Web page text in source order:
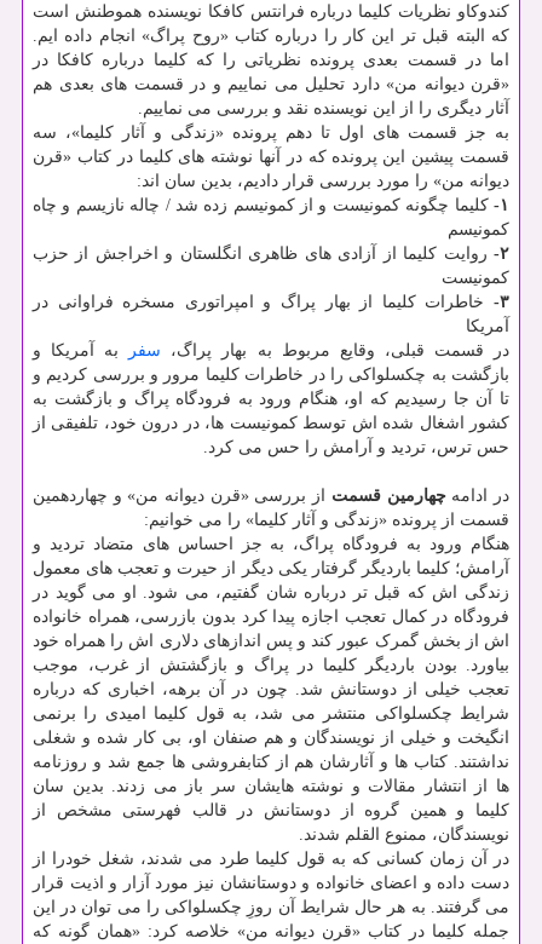
کندوکاو نظریات کلیما درباره فرانتس کافکا نویسنده هموطنش است
که البته قبل تر این کار را درباره کتاب «روح پراگ» انجام داده ایم.
اما در قسمت بعدی پرونده نظریاتی را که کلیما درباره کافکا در
«قرن دیوانه من» دارد تحلیل می نماییم و در قسمت های بعدی هم
آثار دیگری را از این نویسنده نقد و بررسی می نماییم.
به جز قسمت های اول تا دهم پرونده «زندگی و آثار کلیما»، سه
قسمت پیشین این پرونده که در آنها نوشته های کلیما در کتاب «قرن
دیوانه من» را مورد بررسی قرار دادیم، بدین سان اند:
۱-
کلیما چگونه کمونیست و از کمونیسم زده شد / چاله نازیسم و چاه
کمونیسم
۲-
روایت کلیما از آزادی های ظاهری انگلستان و اخراجش از حزب
کمونیست
۳-
خاطرات کلیما از بهار پراگ و امپراتوری مسخره فراوانی در
آمریکا
در قسمت قبلی، وقایع مربوط به بهار پراگ، سفر
به آمریکا و
بازگشت به چکسلواکی را در خاطرات کلیما مرور و بررسی کردیم و
تا آن جا رسیدیم که او، هنگام ورود به فرودگاه پراگ و بازگشت به
کشور اشغال شده اش توسط کمونیست ها، در درون خود، تلفیقی از
حس ترس، تردید و آرامش را حس می کرد.
در ادامه چهارمین قسمت از بررسی «قرن دیوانه من» و چهاردهمین
قسمت از پرونده «زندگی و آثار کلیما» را می خوانیم:
هنگام ورود به فرودگاه پراگ، به جز احساس های متضاد تردید و
آرامش؛ کلیما باردیگر گرفتار یکی دیگر از حیرت و تعجب های معمول
زندگی اش که قبل تر درباره شان گفتیم، می شود. او می گوید در
فرودگاه در کمال تعجب اجازه پیدا کرد بدون بازرسی، همراه خانواده
اش از بخش گمرک عبور کند و پس اندازهای دلاری اش را همراه خود
بیاورد. بودن باردیگر کلیما در پراگ و بازگشتش از غرب، موجب
تعجب خیلی از دوستانش شد. چون در آن برهه، اخباری که درباره
شرایط چکسلواکی منتشر می شد، به قول کلیما امیدی را برنمی
انگیخت و خیلی از نویسندگان و هم صنفان او، بی کار شده و شغلی
نداشتند. کتاب ها و آثارشان هم از کتابفروشی ها جمع شد و روزنامه
ها از انتشار مقالات و نوشته هایشان سر باز می زدند. بدین سان
کلیما و همین گروه از دوستانش در قالب فهرستی مشخص از
نویسندگان، ممنوع القلم شدند.
در آن زمان کسانی که به قول کلیما طرد می شدند، شغل خودرا از
دست داده و اعضای خانواده و دوستانشان نیز مورد آزار و اذیت قرار
می گرفتند. به هر حال شرایط آن روزِ چکسلواکی را می توان در این
جمله کلیما در کتاب «قرن دیوانه من» خلاصه کرد: «همان گونه که